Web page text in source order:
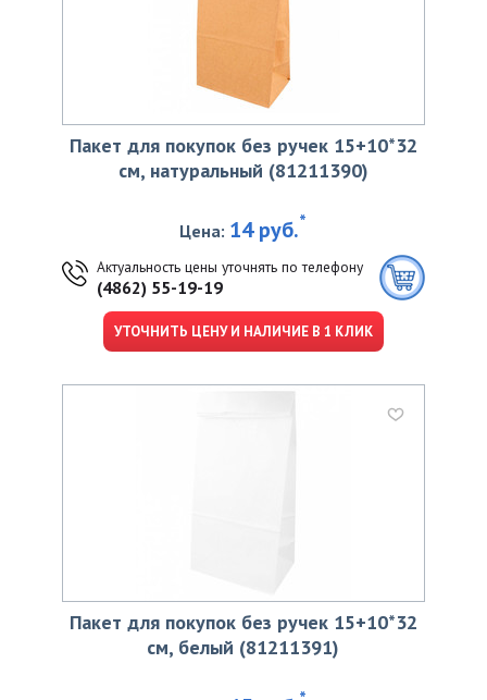
Пакет для покупок без ручек 15+10*32
см, натуральный (81211390)
Цена: 14 руб.*
Актуальность цены уточнять по телефону
(4862) 55-19-19
УТОЧНИТЬ ЦЕНУ И НАЛИЧИЕ В 1 КЛИК
Пакет для покупок без ручек 15+10*32
см, белый (81211391)